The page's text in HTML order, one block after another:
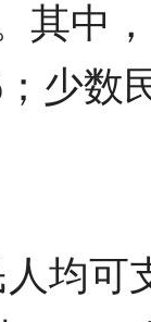
其中
少数
均可